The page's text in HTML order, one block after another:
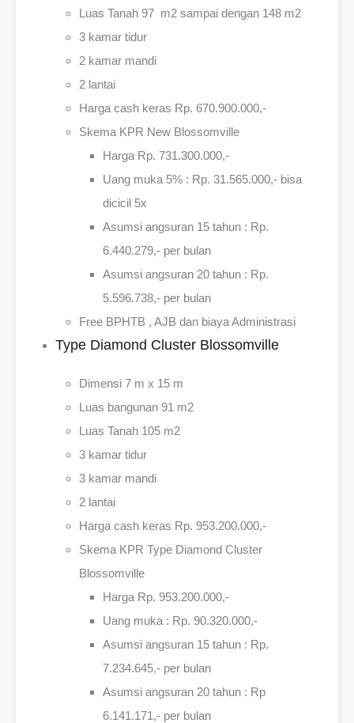
Luas Tanah 97 m2 sampai dengan 148 m2
3 kamar tidur
2 kamar mandi
2 lantai
Harga cash keras Rp. 670.900.000,-
Skema KPR New Blossomville
Harga Rp. 731.300.000,-
Uang muka 5% : Rp. 31.565.000,- bisa
dicicil 5x
Asumsi angsuran 15 tahun : Rp.
6.440.279,- per bulan
Asumsi angsuran 20 tahun : Rp.
5.596.738,- per bulan
Free BPHTB , AJB dan biaya Administrasi
Type Diamond Cluster Blossomville
Dimensi 7 m x 15 m
Luas bangunan 91 m2
Luas Tanah 105 m2
3 kamar tidur
3 kamar mandi
2 lantai
Harga cash keras Rp. 953.200.000,-
Skema KPR Type Diamond Cluster
Blossomville
Harga Rp. 953.200.000,-
Uang muka : Rp. 90.320.000,-
Asumsi angsuran 15 tahun : Rp.
7.234.645,- per bulan
Asumsi angsuran 20 tahun : Rp
6.141.171,- per bulan